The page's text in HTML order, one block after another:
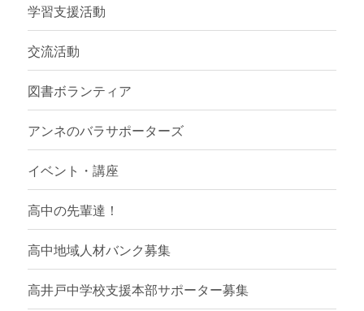
学習支援活動
交流活動
図書ボランティア
アンネのバラサポーターズ
イベント・講座
高中の先輩達！
高中地域人材バンク募集
高井戸中学校支援本部サポーター募集